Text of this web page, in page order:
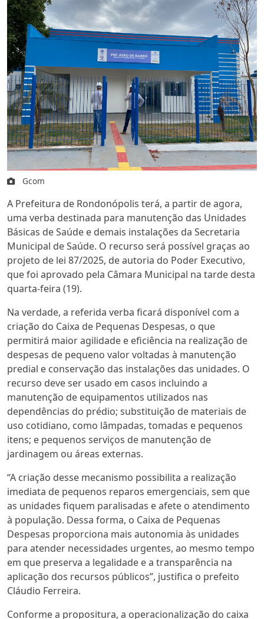
Gcom
A Prefeitura de Rondonópolis terá, a partir de agora,
uma verba destinada para manutenção das Unidades
Básicas de Saúde e demais instalações da Secretaria
Municipal de Saúde. O recurso será possível graças ao
projeto de lei 87/2025, de autoria do Poder Executivo,
que foi aprovado pela Câmara Municipal na tarde desta
quarta-feira (19).
Na verdade, a referida verba ficará disponível com a
criação do Caixa de Pequenas Despesas, o que
permitirá maior agilidade e eficiência na realização de
despesas de pequeno valor voltadas à manutenção
predial e conservação das instalações das unidades. O
recurso deve ser usado em casos incluindo a
manutenção de equipamentos utilizados nas
dependências do prédio; substituição de materiais de
uso cotidiano, como lâmpadas, tomadas e pequenos
itens; e pequenos serviços de manutenção de
jardinagem ou áreas externas.
“A criação desse mecanismo possibilita a realização
imediata de pequenos reparos emergenciais, sem que
as unidades fiquem paralisadas e afete o atendimento
à população. Dessa forma, o Caixa de Pequenas
Despesas proporciona mais autonomia às unidades
para atender necessidades urgentes, ao mesmo tempo
em que preserva a legalidade e a transparência na
aplicação dos recursos públicos”, justifica o prefeito
Cláudio Ferreira.
Conforme a propositura, a operacionalização do caixa